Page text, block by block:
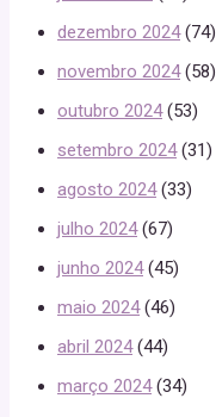
dezembro 2024(74)
novembro 2024(58)
outubro 2024(53)
setembro 2024(31)
agosto 2024(33)
julho 2024(67)
junho 2024(45)
maio 2024(46)
abril 2024(44)
março 2024(34)